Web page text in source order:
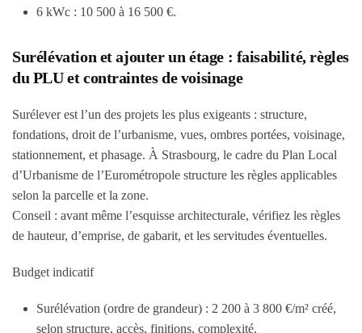
6 kWc : 10 500 à 16 500 €.
Surélévation et ajouter un étage : faisabilité, règles
du PLU et contraintes de voisinage
Surélever est l’un des projets les plus exigeants : structure,
fondations, droit de l’urbanisme, vues, ombres portées, voisinage,
stationnement, et phasage. À Strasbourg, le cadre du Plan Local
d’Urbanisme de l’Eurométropole structure les règles applicables
selon la parcelle et la zone.
Conseil : avant même l’esquisse architecturale, vérifiez les règles
de hauteur, d’emprise, de gabarit, et les servitudes éventuelles.
Budget indicatif
Surélévation (ordre de grandeur) : 2 200 à 3 800 €/m² créé,
selon structure, accès, finitions, complexité.